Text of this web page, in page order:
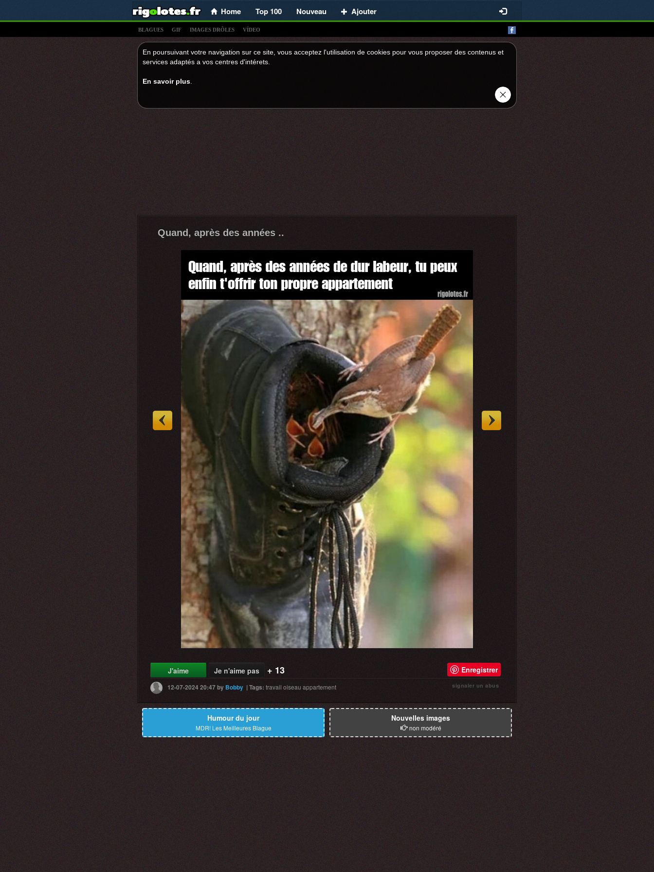
Home Top 100 Nouveau Ajouter
BLAGUES GIF IMAGES DRÔLES VÍDEO
En poursuivant votre navigation sur ce site, vous acceptez l'utilisation de cookies pour vous proposer des contenus et
services adaptés a vos centres d'intérets.
En savoir plus
Quand, après des années ..
J'aime Je n'aime pas + 13 Enregistrer
12-07-2024 20:47by Bobby |Tags: travail oiseau appartement signaler un abus
Humour du jour
MDR! Les Meilleures Blague
Nouvelles images
non modéré